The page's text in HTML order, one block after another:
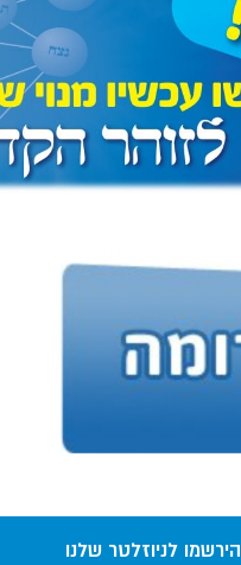
הירשמו לניוזלטר שלנו